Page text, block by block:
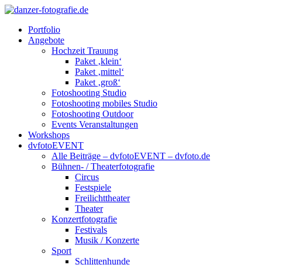
Portfolio
Angebote
Hochzeit Trauung
Paket ‚klein‘
Paket ‚mittel‘
Paket ‚groß‘
Fotoshooting Studio
Fotoshooting mobiles Studio
Fotoshooting Outdoor
Events Veranstaltungen
Workshops
dvfotoEVENT
Alle Beiträge – dvfotoEVENT – dvfoto.de
Bühnen- / Theaterfotografie
Circus
Festspiele
Freilichttheater
Theater
Konzertfotografie
Festivals
Musik / Konzerte
Sport
Schlittenhunde